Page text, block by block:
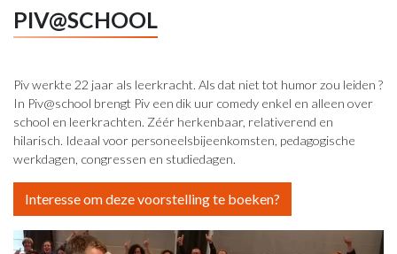
PIV@SCHOOL
Piv werkte 22 jaar als leerkracht. Als dat niet tot humor zou leiden ?
In Piv@school brengt Piv een dik uur comedy enkel en alleen over
school en leerkrachten. Zéér herkenbaar, relativerend en
hilarisch. Ideaal voor personeelsbijeenkomsten, pedagogische
werkdagen, congressen en studiedagen.
Interesse om deze voorstelling te boeken?